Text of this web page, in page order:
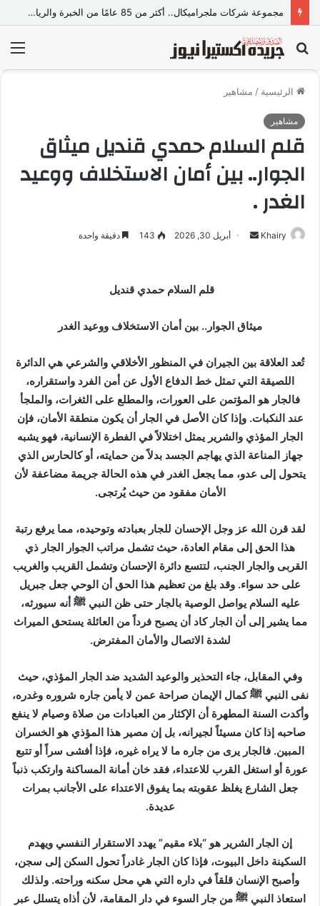
مجموعة شركات ملجراميكال.. أكثر من 85 عامًا من الخبرة والريادة في صناعة وتجارة الموازين
بحث
عن
الرئيسية / مشاهير
مشاهير
قلم السلام حمدي قنديل ميثاق
الجوار.. بين أمان الاستخلاف ووعيد
الغدر .
Khairy
ر
ل
ك
ت
ر
و
أبريل 30, 2026 143 دقيقة واحدة
قلم السلام حمدي قنديل
ميثاق الجوار.. بين أمان الاستخلاف ووعيد الغدر
تُعد العلاقة بين الجيران في المنظور الأخلاقي والشرعي هي الدائرة
اللصيقة التي تمثل خط الدفاع الأول عن أمن الفرد واستقراره،
فالجار هو المؤتمن على العورات، والمطلع على الثغرات، والملجأ
عند النكبات. وإذا كان الأصل في الجار أن يكون منطقة الأمان، فإن
الجار المؤذي والشرير يمثل اختلالاً في الفطرة الإنسانية، فهو يشبه
جهاز المناعة الذي يهاجم الجسد بدلاً من حمايته، أو كالحارس الذي
يتحول إلى عدو، مما يجعل الغدر في هذه الحالة جريمة مضاعفة لأن
الأمان مفقود من حيث يُرتجى.
لقد قرن الله عز وجل الإحسان للجار بعبادته وتوحيده، مما يرفع رتبة
هذا الحق إلى مقام العادة، حيث تشمل مراتب الجوار الجار ذي
القربى والجار الجنب، لتتسع دائرة الإحسان وتشمل القريب والغريب
على حد سواء. وقد بلغ من تعظيم هذا الحق أن الوحي جعل جبريل
عليه السلام يواصل الوصية بالجار حتى ظن النبي ﷺ أنه سيورثه،
مما يشير إلى أن الجار كاد أن يصبح فرداً من العائلة يستحق الميراث
لشدة الاتصال والأمان المفترض.
وفي المقابل، جاء التحذير والوعيد الشديد ضد الجار المؤذي، حيث
نفى النبي ﷺ كمال الإيمان صراحة عمن لا يأمن جاره شروره وغدره،
وأكدت السنة المطهرة أن الإكثار من العبادات من صلاة وصيام لا ينفع
صاحبه إذا كان مسيئاً لجيرانه، بل إن مصير هذا المؤذي هو الخسران
المبين. فالجار يرى من جاره ما لا يراه غيره، فإذا أفشى سراً أو تتبع
عورة أو استغل القرب للاعتداء، فقد خان أمانة المساكنة وارتكب ذنباً
جعل الشارع يغلظ عقوبته بما يفوق الاعتداء على الأجانب بمرات
عديدة.
إن الجار الشرير هو “بلاء مقيم” يهدد الاستقرار النفسي ويهدم
السكينة داخل البيوت، فإذا كان الجار غادراً تحول السكن إلى سجن،
وأصبح الإنسان قلقاً في داره التي هي محل سكنه وراحته. ولذلك
استعاذ النبي ﷺ من جار السوء في دار المقامة، لأن أذاه يتسلل عبر